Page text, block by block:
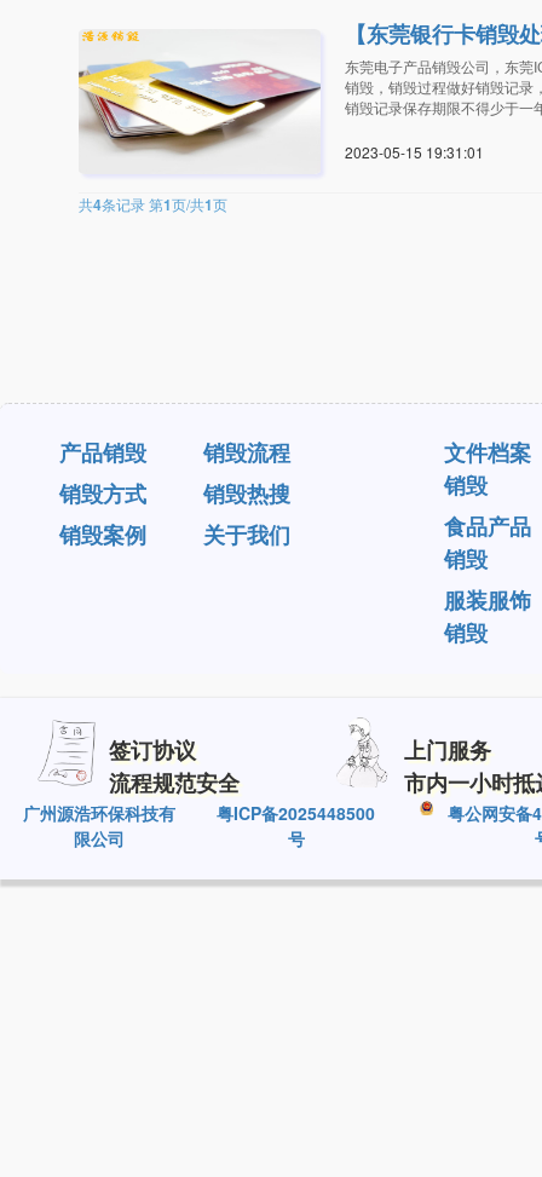
【东莞银行卡销毁
东莞电子产品销毁公司，东
销毁，销毁过程做好销毁记录
销毁记录保存期限不得少于一
2023-05-15 19:31:01
共4条记录 第1页/共1页
产品销毁
销毁流程
销毁方式
销毁热搜
销毁案例
关于我们
文件档案
销毁
食品产品
销毁
服装服饰
销毁
签订协议
流程规范安全
上门服务
市内一小时抵
广州源浩环保科技有
限公司
粤ICP备2025448500
号
粤公网安备